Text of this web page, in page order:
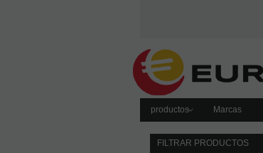
productos Marcas
FILTRAR PRODUCTOS